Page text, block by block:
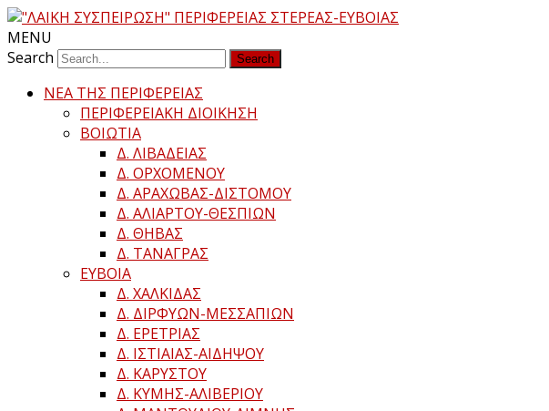
MENU
Search
ΝΕΑ ΤΗΣ ΠΕΡΙΦΕΡΕΙΑΣ
ΠΕΡΙΦΕΡΕΙΑΚΗ ΔΙΟΙΚΗΣΗ
ΒΟΙΩΤΙΑ
Δ. ΛΙΒΑΔΕΙΑΣ
Δ. ΟΡΧΟΜΕΝΟΥ
Δ. ΑΡΑΧΩΒΑΣ-ΔΙΣΤΟΜΟΥ
Δ. ΑΛΙΑΡΤΟΥ-ΘΕΣΠΙΩΝ
Δ. ΘΗΒΑΣ
Δ. ΤΑΝΑΓΡΑΣ
ΕΥΒΟΙΑ
Δ. ΧΑΛΚΙΔΑΣ
Δ. ΔΙΡΦΥΩΝ-ΜΕΣΣΑΠΙΩΝ
Δ. ΕΡΕΤΡΙΑΣ
Δ. ΙΣΤΙΑΙΑΣ-ΑΙΔΗΨΟΥ
Δ. ΚΑΡΥΣΤΟΥ
Δ. ΚΥΜΗΣ-ΑΛΙΒΕΡΙΟΥ